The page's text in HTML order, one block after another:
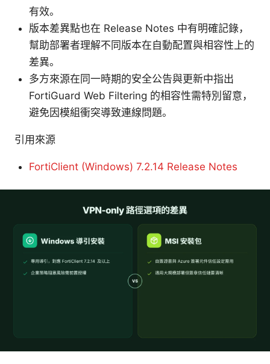
有效。
版本差異點也在 Release Notes 中有明確記錄，
幫助部署者理解不同版本在自動配置與相容性上的
差異。
多方來源在同一時期的安全公告與更新中指出
FortiGuard Web Filtering 的相容性需特別留意，
避免因模組衝突導致連線問題。
引用來源
FortiClient (Windows) 7.2.14 Release Notes